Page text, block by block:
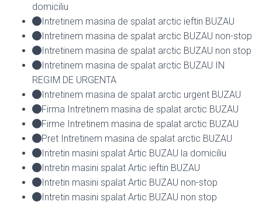
domiciliu
Intretinem masina de spalat arctic ieftin BUZAU
Intretinem masina de spalat arctic BUZAU non-stop
Intretinem masina de spalat arctic BUZAU non stop
Intretinem masina de spalat arctic BUZAU IN
REGIM DE URGENTA
Intretinem masina de spalat arctic urgent BUZAU
Firma Intretinem masina de spalat arctic BUZAU
Firme Intretinem masina de spalat arctic BUZAU
Pret Intretinem masina de spalat arctic BUZAU
Intretin masini spalat Artic BUZAU la domiciliu
Intretin masini spalat Artic ieftin BUZAU
Intretin masini spalat Artic BUZAU non-stop
Intretin masini spalat Artic BUZAU non stop